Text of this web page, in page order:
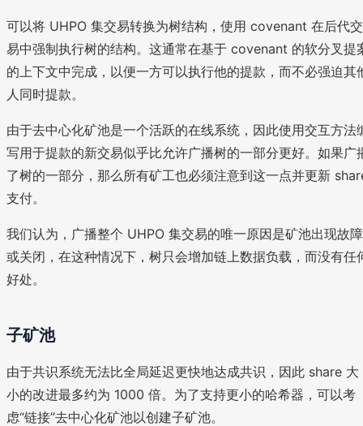
可以将 UHPO 集交易转换为树结构，使用 covenant 在后代交
易中强制执行树的结构。这通常在基于 covenant 的软分叉提
的上下文中完成，以便一方可以执行他的提款，而不必强迫其
人同时提款。
由于去中心化矿池是一个活跃的在线系统，因此使用交互方法
写用于提款的新交易似乎比允许广播树的一部分更好。如果广
了树的一部分，那么所有矿工也必须注意到这一点并更新
支付。
我们认为，广播整个 UHPO 集交易的唯一原因是矿池出现故障
或关闭，在这种情况下，树只会增加链上数据负载，而没有任
好处。
子矿池
由于共识系统无法比全局延迟更快地达成共识，因此 share 大
小的改进最多约为 1000 倍。为了支持更小的哈希器，可以考
虑“链接”去中心化矿池以创建子矿池。